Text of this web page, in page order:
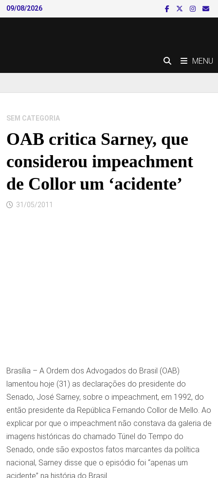
Skip
to
09/08/2026
MENU
SEM CATEGORIA
OAB critica Sarney, que
considerou impeachment
de Collor um ‘acidente’
31/05/2011
Brasília – A Ordem dos Advogados do Brasil (OAB)
lamentou hoje (31) as declarações do presidente do
Senado, José Sarney, sobre o impeachment, em 1992, do
então presidente da República Fernando Collor de Mello. Ao
explicar por que o impeachment não constava da galeria de
imagens históricas do chamado Túnel do Tempo do
Senado, onde são expostos fatos marcantes da política
nacional, Sarney disse que o episódio foi “apenas um
acidente” na história do Brasil.